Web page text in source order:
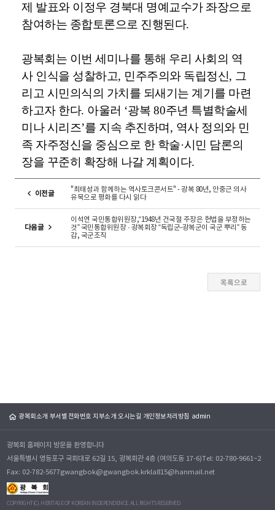
제 발표와 이정우 경북대 명예교수가 좌장으로
참여하는 종합토론으로 진행된다.
광복회는 이번 세미나를 통해 우리 사회의 역
사 인식을 성찰하고, 민주주의와 독립정신, 그
리고 시민의식의 가치를 되새기는 계기를 마련
하고자 한다. 아울러 ‘광복 80주년 특별학술세
미나 시리즈’를 지속 추진하며 , 역사 정의와 민
족 자주정신을 중심으로 한 학술·시민 담론의
장을 꾸준히 확장해 나갈 계획이다.
이전글
"최태성과 함께하는 역사토크콘서트" - 광복 80년, 안중근 의사
유묵으로 평화를 다시 읽다
다음글
이석연 국민통합위원장,“1948년 건국절 주장은 헌법을 부정하는
것” 국민통합위원장 · 광복회장 “독립군-광복군이 국군 뿌리” 동
감, 국군조직
광복회소개 부서별 전화번호 지부소개 오시는길 개인정보처리방침 admin
광복회 홈페이지 방문을 환영합니다
서울특별시 영등포구 국회대로 62길 15, 광복회관 4층 (여의도동 17-6)Tel: 02-780-9661~2
Fax: 02-782-5677gwangbok@gwangbok.krkla815@hanmail.net
COPYRIGHT(C). HERITAGE OF KOREAN INDEPENDENCE. ALL RIGHTS RESERVED.